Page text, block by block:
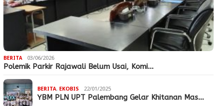
BERITA 03/06/2026
Polemik Parkir Rajawali Belum Usai, Komi…
BERITA, EKOBIS 22/01/2025
YBM PLN UPT Palembang Gelar Khitanan Mas…